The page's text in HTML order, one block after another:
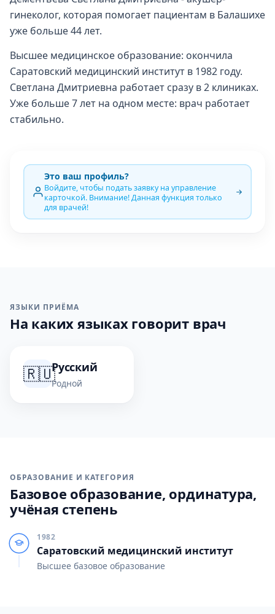
гинеколог, которая помогает пациентам в Балашихе
уже больше 44 лет.
Высшее медицинское образование: окончила
Саратовский медицинский институт в 1982 году.
Светлана Дмитриевна работает сразу в 2 клиниках.
Уже больше 7 лет на одном месте: врач работает
стабильно.
Это ваш профиль?
Войдите, чтобы подать заявку на управление
карточкой. Внимание! Данная функция только
для врачей!
ЯЗЫКИ ПРИЁМА
На каких языках говорит врач
🇷🇺Русский
Родной
ОБРАЗОВАНИЕ И КАТЕГОРИЯ
Базовое образование, ординатура,
учёная степень
1982
Саратовский медицинский институт
Высшее базовое образование